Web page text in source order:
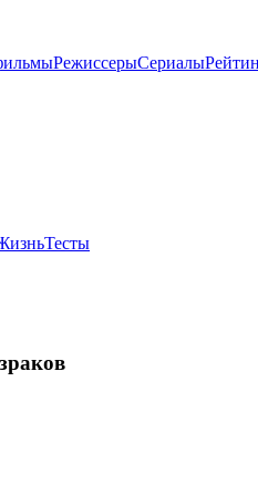
РежиссерыСериалы
Тесты